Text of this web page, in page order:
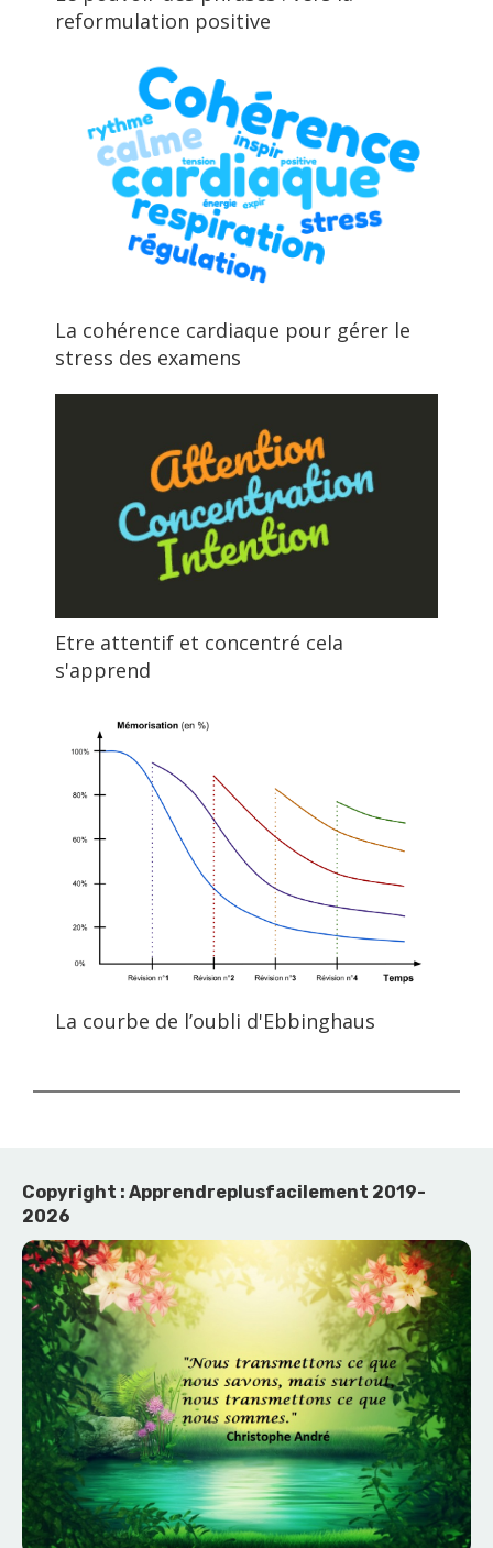
reformulation positive
La cohérence cardiaque pour gérer le
stress des examens
Etre attentif et concentré cela
s'apprend
La courbe de l’oubli d'Ebbinghaus
Copyright : Apprendreplusfacilement 2019-
2026